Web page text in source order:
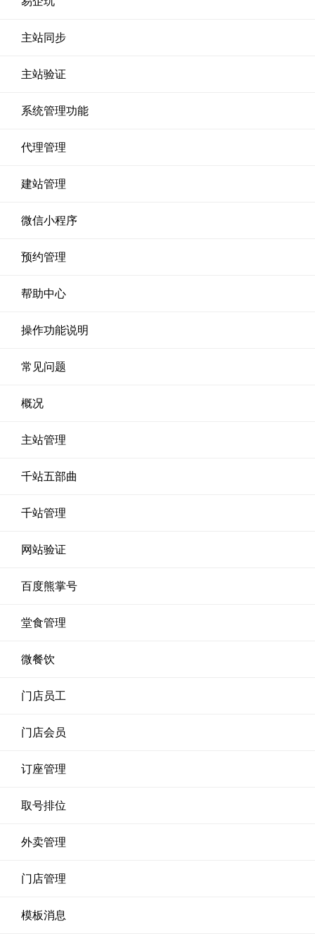
主站同步
主站验证
系统管理功能
代理管理
建站管理
微信小程序
预约管理
帮助中心
操作功能说明
常见问题
概况
主站管理
千站五部曲
千站管理
网站验证
百度熊掌号
堂食管理
微餐饮
门店员工
门店会员
订座管理
取号排位
外卖管理
门店管理
模板消息